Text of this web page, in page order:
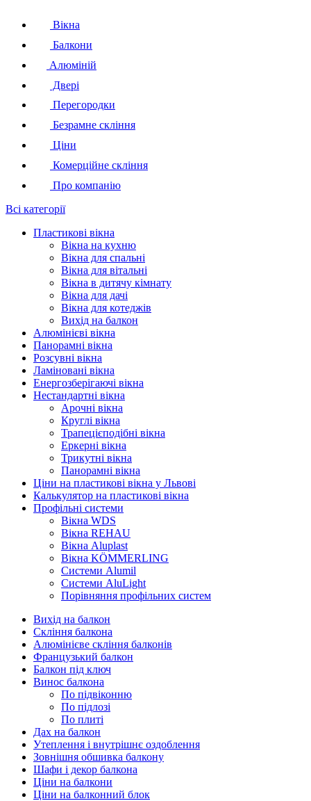
Вікна
Балкони
Алюміній
Двері
Перегородки
Безрамне скління
Ціни
Комерційне скління
Про компанію
Всі категорії
Пластикові вікна
Вікна на кухню
Вікна для спальні
Вікна для вітальні
Вікна в дитячу кімнату
Вікна для дачі
Вікна для котеджів
Вихід на балкон
Алюмінієві вікна
Панорамні вікна
Розсувні вікна
Ламіновані вікна
Енергозберігаючі вікна
Нестандартні вікна
Арочні вікна
Круглі вікна
Трапецієподібні вікна
Еркерні вікна
Трикутні вікна
Панорамні вікна
Ціни на пластикові вікна у Львові
Калькулятор на пластикові вікна
Профільні системи
Вікна WDS
Вікна REHAU
Вікна Aluplast
Вікна KÖMMERLING
Cистеми Alumil
Системи AluLight
Порівняння профільних систем
Вихід на балкон
Скління балкона
Алюмінієве скління балконів
Французький балкон
Балкон під ключ
Винос балкона
По підвіконню
По підлозі
По плиті
Дах на балкон
Утеплення і внутрішнє оздоблення
Зовнішня обшивка балкону
Шафи і декор балкона
Ціни на балкони
Ціни на балконний блок